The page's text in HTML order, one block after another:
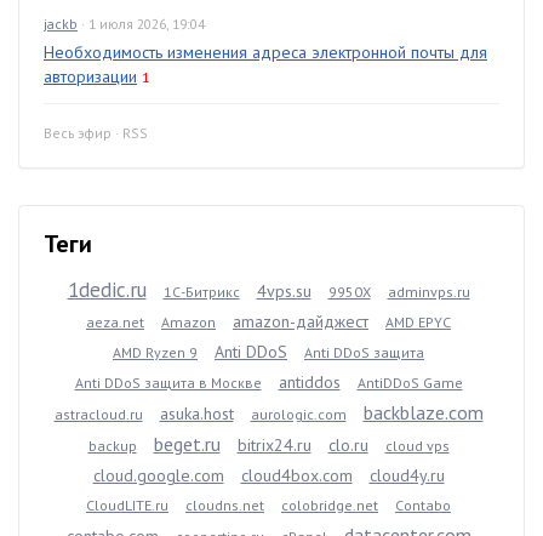
jackb · 1 июля 2026, 19:04
Необходимость изменения адреса электронной почты для
авторизации 1
Весь эфир · RSS
Теги
1dedic.ru 1С-Битрикс 4vps.su 9950X
adminvps.ru
aeza.net
Amazon amazon-дайджест
AMD EPYC
AMD Ryzen 9
Anti DDoS
Anti DDoS защита
Anti DDoS защита в Москве
antiddos
AntiDDoS Game
astracloud.ru
asuka.host aurologic.com backblaze.com
backup beget.ru bitrix24.ru clo.ru cloud vps
cloud.google.com cloud4box.com cloud4y.ru
CloudLITE.ru cloudns.net colobridge.net Contabo